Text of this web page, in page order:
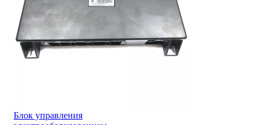
Блок управления